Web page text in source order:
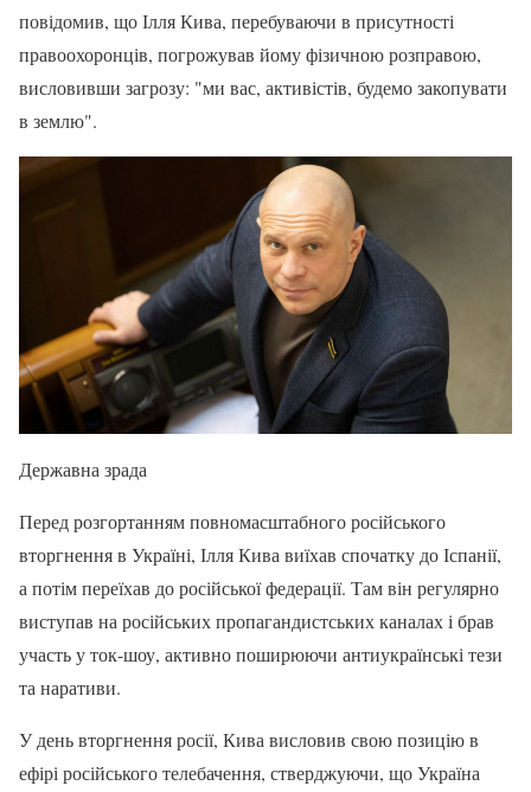
повідомив, що Ілля Кива, перебуваючи в присутності
правоохоронців, погрожував йому фізичною розправою,
висловивши загрозу: "ми вас, активістів, будемо закопувати
в землю".
Державна зрада
Перед розгортанням повномасштабного російського
вторгнення в Україні, Ілля Кива виїхав спочатку до Іспанії,
а потім переїхав до російської федерації. Там він регулярно
виступав на російських пропагандистських каналах і брав
участь у ток-шоу, активно поширюючи антиукраїнські тези
та наративи.
У день вторгнення росії, Кива висловив свою позицію в
ефірі російського телебачення, стверджуючи, що Україна